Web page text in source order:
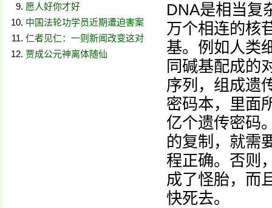
愿人好你才好
中国法轮功学员近期遭迫害案
仁者见仁：一则新闻改变这对
贾成公元神离体随仙
DNA是相当复
万个相连的核
基。例如人类
同碱基配成的
序列，组成遗
密码本，里面
亿个遗传密码
的复制，就需
程正确。否则
成了怪胎，而
快死去。